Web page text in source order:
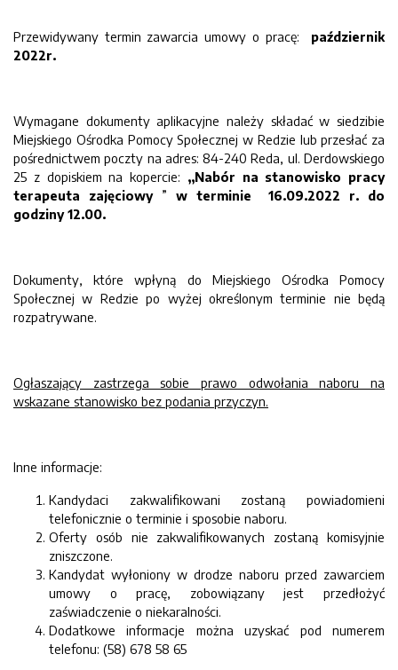
Przewidywany termin zawarcia umowy o pracę: październik
2022r.
Wymagane dokumenty aplikacyjne należy składać w siedzibie
Miejskiego Ośrodka Pomocy Społecznej w Redzie lub przesłać za
pośrednictwem poczty na adres: 84-240 Reda, ul. Derdowskiego
25 z dopiskiem na kopercie: „Nabór na stanowisko pracy
terapeuta zajęciowy ” w terminie
16.09.2022 r. do
godziny 12.00.
Dokumenty, które wpłyną do Miejskiego Ośrodka Pomocy
Społecznej w Redzie po wyżej określonym terminie nie będą
rozpatrywane.
Ogłaszający zastrzega sobie prawo odwołania naboru na
wskazane stanowisko bez podania przyczyn.
Inne informacje:
Kandydaci zakwalifikowani zostaną powiadomieni
telefonicznie o terminie i sposobie naboru.
Oferty osób nie zakwalifikowanych zostaną komisyjnie
zniszczone.
Kandydat wyłoniony w drodze naboru przed zawarciem
umowy o pracę, zobowiązany jest przedłożyć
zaświadczenie o niekaralności.
Dodatkowe informacje można uzyskać pod numerem
telefonu: (58) 678 58 65